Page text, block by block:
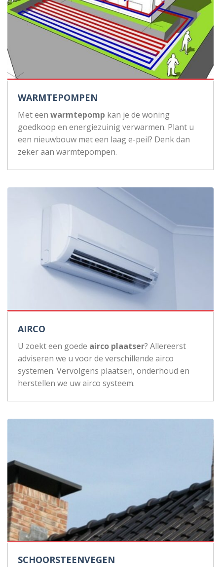
WARMTEPOMPEN
Met een warmtepomp kan je de woning
goedkoop en energiezuinig verwarmen. Plant u
een nieuwbouw met een laag e-peil? Denk dan
zeker aan warmtepompen.
AIRCO
U zoekt een goede airco plaatser? Allereerst
adviseren we u voor de verschillende airco
systemen. Vervolgens plaatsen, onderhoud en
herstellen we uw airco systeem.
SCHOORSTEENVEGEN